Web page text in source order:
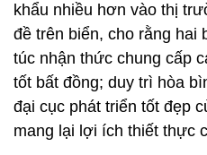
khẩu nhiều hơn vào thị
đề trên biển, cho rằng hai
túc nhận thức chung cấp
tốt bất đồng; duy trì hòa
đại cục phát triển tốt đẹp
mang lại lợi ích thiết thực